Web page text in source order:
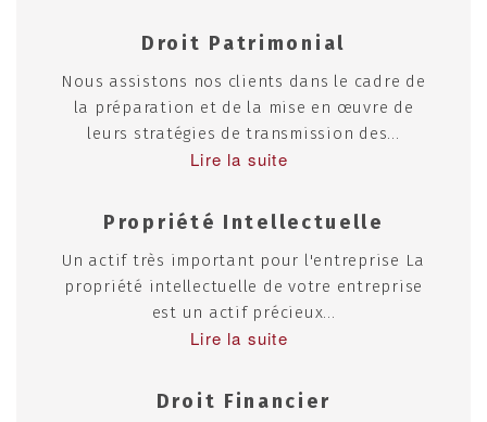
Droit Patrimonial
Nous assistons nos clients dans le cadre de
la préparation et de la mise en œuvre de
leurs stratégies de transmission des...
Lire la suite
Propriété Intellectuelle
Un actif très important pour l'entreprise La
propriété intellectuelle de votre entreprise
est un actif précieux...
Lire la suite
Droit Financier